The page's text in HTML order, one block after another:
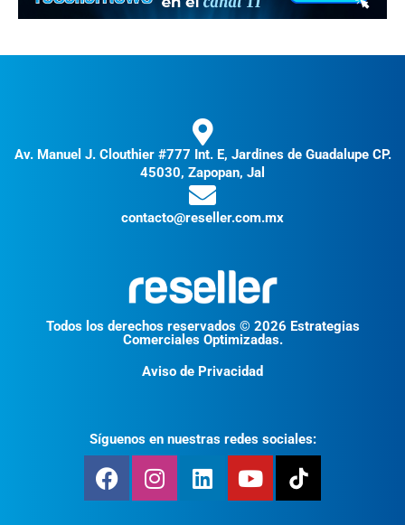
Av. Manuel J. Clouthier #777 Int. E, Jardines de Guadalupe CP.
45030, Zapopan, Jal
contacto@reseller.com.mx
Todos los derechos reservados © 2026 Estrategias
Comerciales Optimizadas.
Aviso de Privacidad
Síguenos en nuestras redes sociales: